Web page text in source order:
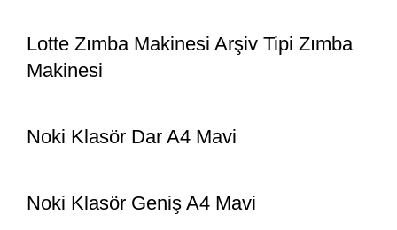
Lotte Zımba Makinesi Arşiv Tipi Zımba
Makinesi
Noki Klasör Dar A4 Mavi
Noki Klasör Geniş A4 Mavi